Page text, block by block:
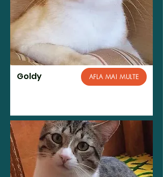
Goldy AFLA MAI MULTE